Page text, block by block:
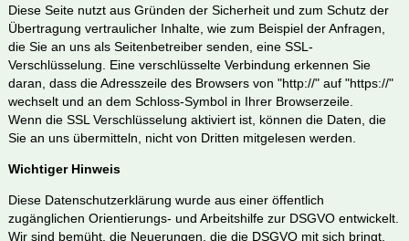
Diese Seite nutzt aus Gründen der Sicherheit und zum Schutz der
Übertragung vertraulicher Inhalte, wie zum Beispiel der Anfragen,
die Sie an uns als Seitenbetreiber senden, eine SSL-
Verschlüsselung. Eine verschlüsselte Verbindung erkennen Sie
daran, dass die Adresszeile des Browsers von "http://" auf "https://"
wechselt und an dem Schloss-Symbol in Ihrer Browserzeile.
Wenn die SSL Verschlüsselung aktiviert ist, können die Daten, die
Sie an uns übermitteln, nicht von Dritten mitgelesen werden.
Wichtiger Hinweis
Diese Datenschutzerklärung wurde aus einer öffentlich
zugänglichen Orientierungs- und Arbeitshilfe zur DSGVO entwickelt.
Wir sind bemüht, die Neuerungen, die die DSGVO mit sich bringt,